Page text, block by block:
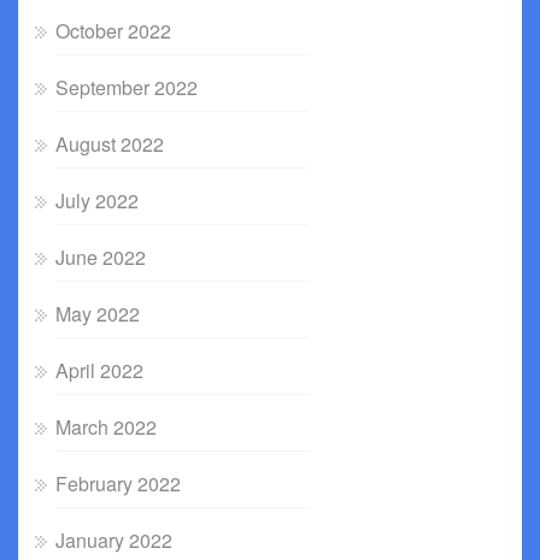
October 2022
September 2022
August 2022
July 2022
June 2022
May 2022
April 2022
March 2022
February 2022
January 2022